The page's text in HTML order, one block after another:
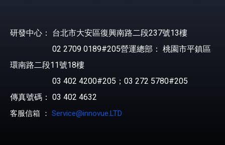
研發中心： 台北市大安區復興南路二段237號13樓
02 2709 0189#205營運總部： 桃園市平鎮區
環南路二段11號18樓
03 402 4200#205；03 272 5780#205
傳真號碼： 03 402 4632
客服信箱 ： Service@innovue.LTD